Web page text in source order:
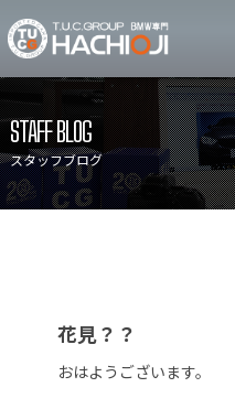
ニュース
目玉車両一覧
保証＆サービス
STAFF BLOG
スタッフブログ
花見？？
おはようございます。